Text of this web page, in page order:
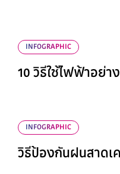
INFOGRAPHIC
10 วิธีใช้ไฟฟ้าอย่า
INFOGRAPHIC
วิธีป้องกันฝนสาดเ